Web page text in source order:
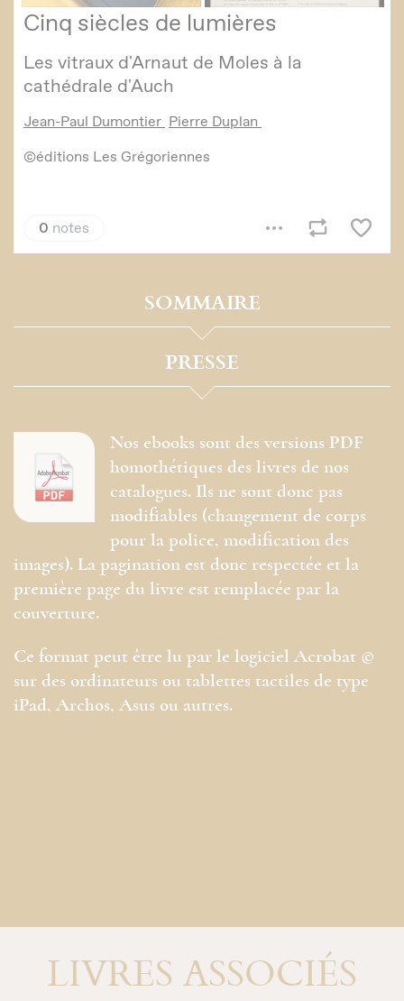
SOMMAIRE
PRESSE
Nos ebooks sont des versions PDF
homothétiques des livres de nos
catalogues. Ils ne sont donc pas
modifiables (changement de corps
pour la police, modification des
images). La pagination est donc respectée et la
première page du livre est remplacée par la
couverture.
Ce format peut être lu par le logiciel Acrobat ©
sur des ordinateurs ou tablettes tactiles de type
iPad, Archos, Asus ou autres.
LIVRES ASSOCIÉS